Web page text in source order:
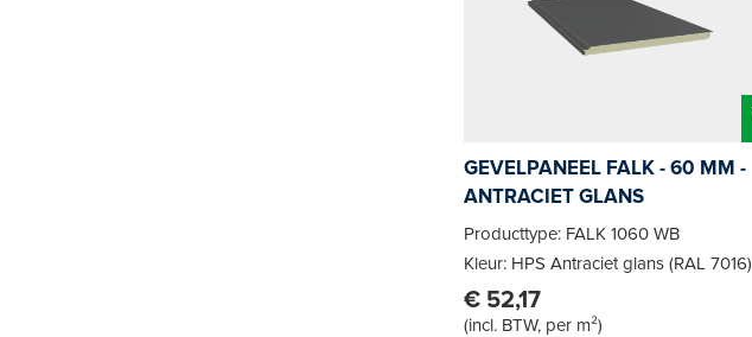
GEVELPANEEL FALK - 60 MM -
ANTRACIET GLANS
Producttype: FALK 1060 WB
Kleur: HPS Antraciet glans (RAL 7016)
€ 52,17
(incl. BTW, per m²)